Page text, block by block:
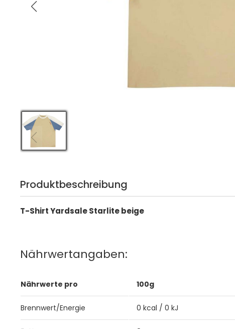
Produktbeschreibung
T-Shirt Yardsale Starlite beige
Nährwertangaben:
Nährwerte pro 100g
Brennwert/Energie 0 kcal / 0 kJ